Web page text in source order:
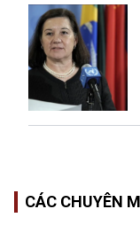
CÁC CHUYÊN